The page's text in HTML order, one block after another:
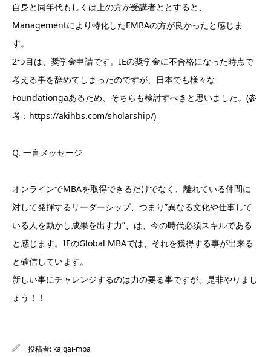
自身と同年代もしくは上の方が受講者ととすると、
Managementにより特化したEMBAの方が良かったと感じま
す。
2つ目は、奨学金申請です。IEの奨学金に不合格になった時点で
考える事を辞めてしまったのですが、日本でも様々な
Foundationgaあるため、そちらも検討すべきと思いました。(参
考：https://akihbs.com/sholarship/)
Q. 一言メッセージ
オンラインでMBAを取得できるだけでなく、離れている仲間に
対して発揮するリーダーシップ、つまり”異なる文化や仕事して
いる人を動かし成果を出す力”、は、今の時代必須スキルである
と感じます。IEのGlobal MBAでは、それを獲得する事が出来る
と確信しています。
新しい事にチャレンジするのは力の要る事ですが、是非やりまし
ょう！！
投稿者: kaigai-mba